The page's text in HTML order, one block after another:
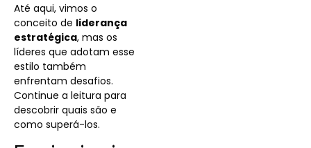
Até aqui, vimos o
conceito de liderança
estratégica, mas os
líderes que adotam esse
estilo também
enfrentam desafios.
Continue a leitura para
descobrir quais são e
como superá-los.